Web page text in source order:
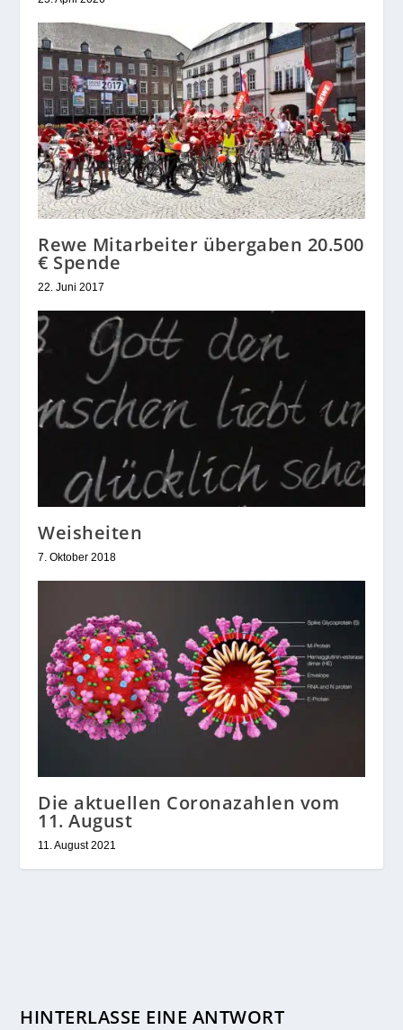
Rewe Mitarbeiter übergaben 20.500
€ Spende
22. Juni 2017
Weisheiten
7. Oktober 2018
Die aktuellen Coronazahlen vom
11. August
11. August 2021
HINTERLASSE EINE ANTWORT